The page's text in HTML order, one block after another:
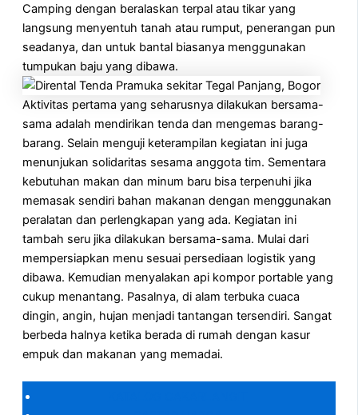
Camping dengan beralaskan terpal atau tikar yang
langsung menyentuh tanah atau rumput, penerangan pun
seadanya, dan untuk bantal biasanya menggunakan
tumpukan baju yang dibawa.
Aktivitas pertama yang seharusnya dilakukan bersama-
sama adalah mendirikan tenda dan mengemas barang-
barang. Selain menguji keterampilan kegiatan ini juga
menunjukan solidaritas sesama anggota tim. Sementara
kebutuhan makan dan minum baru bisa terpenuhi jika
memasak sendiri bahan makanan dengan menggunakan
peralatan dan perlengkapan yang ada. Kegiatan ini
tambah seru jika dilakukan bersama-sama. Mulai dari
mempersiapkan menu sesuai persediaan logistik yang
dibawa. Kemudian menyalakan api kompor portable yang
cukup menantang. Pasalnya, di alam terbuka cuaca
dingin, angin, hujan menjadi tantangan tersendiri. Sangat
berbeda halnya ketika berada di rumah dengan kasur
empuk dan makanan yang memadai.